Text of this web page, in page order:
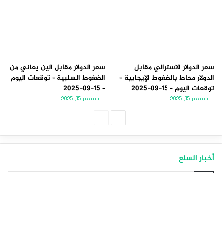
سعر الدولار الاسترالي مقابل
الدولار محاط بالضغوط الإيجابية –
توقعات اليوم – 15-09-2025
سبتمبر 15, 2025
سعر الدولار مقابل الين يعاني من
الضغوط السلبية – توقعات اليوم
– 15-09-2025
سبتمبر 15, 2025
أخبار السلع